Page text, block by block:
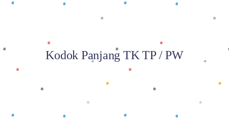
Kodok Panjang TK TP / PW